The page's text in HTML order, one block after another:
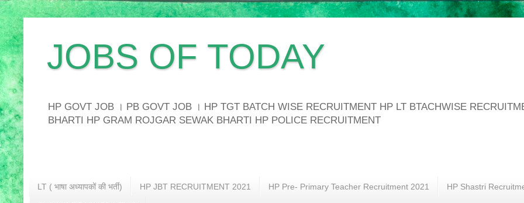
JOBS OF TODAY
HP GOVT JOB । PB GOVT JOB । HP TGT BATCH WISE RECRUITMENT HP LT BTACHWISE
BHARTI HP GRAM ROJGAR SEWAK BHARTI HP POLICE RECRUITMENT
LT ( भाषा अध्यापकों की भर्ती) HP JBT RECRUITMENT 2021 HP Pre- Primary Teacher Recruitment 2021 HP Shastri